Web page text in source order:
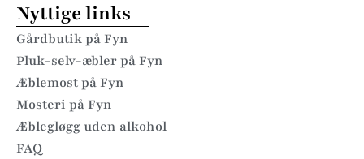
Nyttige links
Gårdbutik på Fyn
Pluk-selv-æbler på Fyn
Æblemost på Fyn
Mosteri på Fyn
Æblegløgg uden alkohol
FAQ